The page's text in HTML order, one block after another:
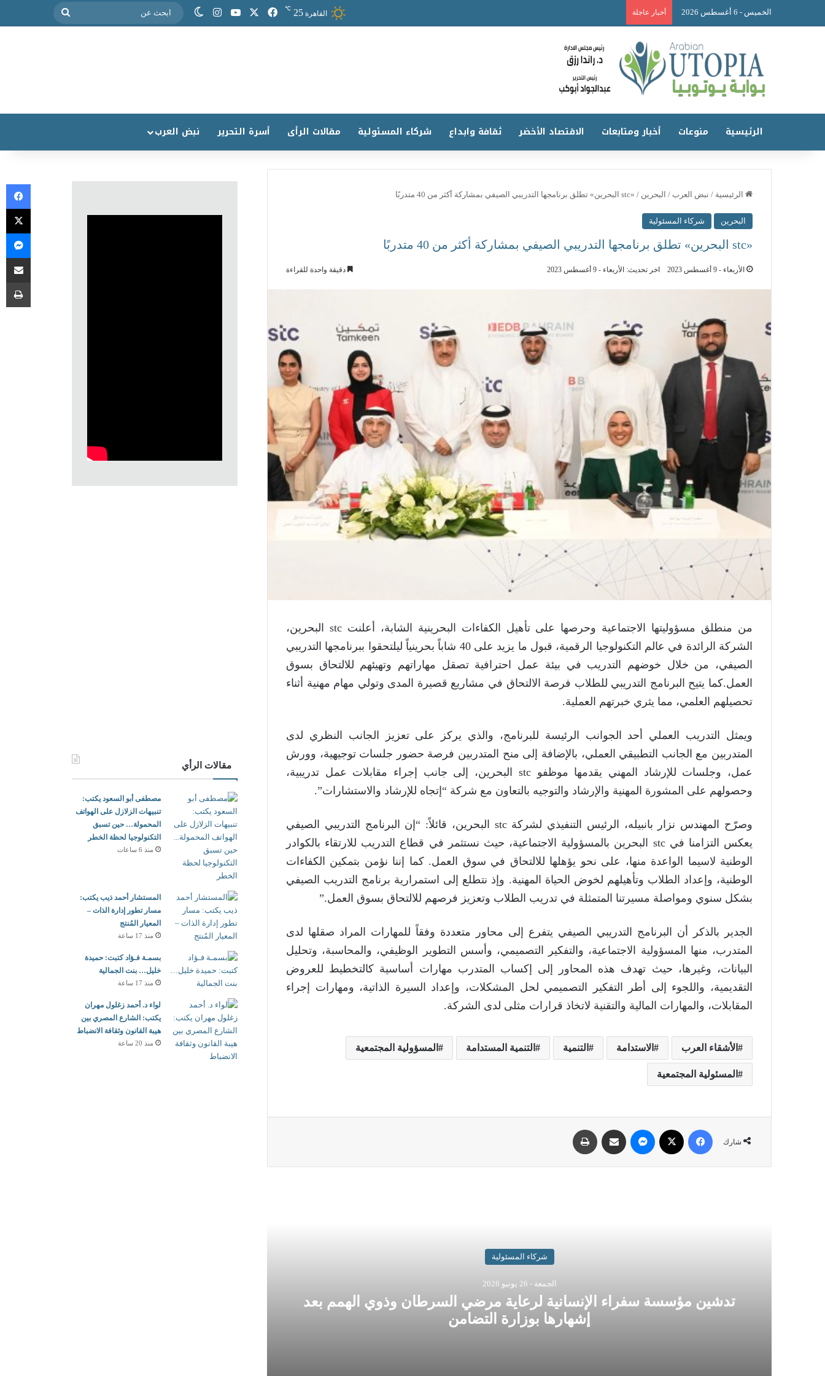
الخميس - 6 أغسطس 2026 أخبار عاجلة القاهرة 25
℃
الرئيسية منوعات أخبار ومتابعات الاقتصاد الأخضر ثقافة وابداع شركاء المسئولية مقالات الرأى أسرة التحرير نبض العرب
الرئيسية / نبض العرب / البحرين / «stc البحرين» تطلق برنامجها التدريبي الصيفي بمشاركة أكثر من 40 متدربًا
البحرين شركاء المسئولية
«stc البحرين» تطلق برنامجها التدريبي الصيفي بمشاركة أكثر من 40 متدربًا
الأربعاء - 9 أغسطس 2023 اخر تحديث: الأربعاء - 9 أغسطس 2023 دقيقة واحدة للقراءة
من منطلق مسؤوليتها الاجتماعية وحرصها على تأهيل الكفاءات البحرينية الشابة، أعلنت stc البحرين،
الشركة الرائدة في عالم التكنولوجيا الرقمية، قبول ما يزيد على 40 شاباً بحرينياً ليلتحقوا ببرنامجها التدريبي
الصيفي، من خلال خوضهم التدريب في بيئة عمل احترافية تصقل مهاراتهم وتهيئهم للالتحاق بسوق
العمل.كما يتيح البرنامج التدريبي للطلاب فرصة الالتحاق في مشاريع قصيرة المدى وتولي مهام مهنية أثناء
تحصيلهم العلمي، مما يثري خبرتهم العملية.
ويمثل التدريب العملي أحد الجوانب الرئيسة للبرنامج، والذي يركز على تعزيز الجانب النظري لدى
المتدربين مع الجانب التطبيقي العملي، بالإضافة إلى منح المتدربين فرصة حضور جلسات توجيهية، وورش
عمل، وجلسات للإرشاد المهني يقدمها موظفو stc البحرين، إلى جانب إجراء مقابلات عمل تدريبية،
وحصولهم على المشورة المهنية والإرشاد والتوجيه بالتعاون مع شركة “إتجاه للإرشاد والاستشارات”.
وصرّح المهندس نزار بانبيله، الرئيس التنفيذي لشركة stc البحرين، قائلاً: “إن البرنامج التدريبي الصيفي
يعكس التزامنا في stc البحرين بالمسؤولية الاجتماعية، حيث نستثمر في قطاع التدريب للارتقاء بالكوادر
الوطنية لاسيما الواعدة منها، على نحو يؤهلها للالتحاق في سوق العمل. كما إننا نؤمن بتمكين الكفاءات
الوطنية، وإعداد الطلاب وتأهيلهم لخوض الحياة المهنية. وإذ نتطلع إلى استمرارية برنامج التدريب الصيفي
بشكل سنوي ومواصلة مسيرتنا المتمثلة في تدريب الطلاب وتعزيز فرصهم للالتحاق بسوق العمل.”
الجدير بالذكر أن البرنامج التدريبي الصيفي يتفرع إلى محاور متعددة وفقاً للمهارات المراد صقلها لدى
المتدرب، منها المسؤولية الاجتماعية، والتفكير التصميمي، وأسس التطوير الوظيفي، والمحاسبة، وتحليل
البيانات، وغيرها، حيث تهدف هذه المحاور إلى إكساب المتدرب مهارات أساسية كالتخطيط للعروض
التقديمية، واللجوء إلى أطر التفكير التصميمي لحل المشكلات، وإعداد السيرة الذاتية، ومهارات إجراء
المقابلات، والمهارات المالية والتقنية لاتخاذ قرارات مثلى لدى الشركة.
الأشقاء العرب الاستدامة التنمية التنمية المستدامة المسؤولية المجتمعية
المسئولية المجتمعية
شارك
شركاء المسئولية
الجمعة - 26 يونيو 2026
تدشين مؤسسة سفراء الإنسانية لرعاية مرضي السرطان وذوي الهمم بعد
إشهارها بوزارة التضامن
مقالات الرأي
مصطفى أبو السعود يكتب:
تنبيهات الزلازل على الهواتف
المحمولة… حين تسبق
التكنولوجيا لحظة الخطر
منذ 6 ساعات
المستشار أحمد ذيب يكتب:
مسار تطور إدارة الذات –
المعيار المُنتج
منذ 17 ساعة
بسمـة فـؤاد كتبت: حميدة
خليل… بنت الجمالية
منذ 17 ساعة
لواء د. أحمد زغلول مهران
يكتب: الشارع المصري بين
هيبة القانون وثقافة الانضباط
منذ 20 ساعة